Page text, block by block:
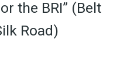
the BRI” (Belt
Road)